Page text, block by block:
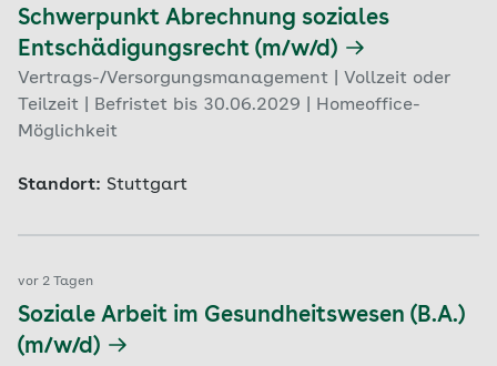
Schwerpunkt Abrechnung soziales
Entschädigungsrecht (m/w/d)
Vertrags-/Versorgungsmanagement | Vollzeit oder
Teilzeit | Befristet bis 30.06.2029 | Homeoffice-
Möglichkeit
Standort: Stuttgart
vor 2 Tagen
Soziale Arbeit im Gesundheitswesen (B.A.)
(m/w/d)